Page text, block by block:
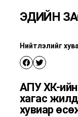
ЭДИЙН
Нийтлэлийг
АПУ ХК-
хагас
хувиар